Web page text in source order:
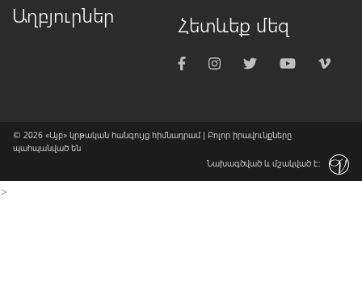
Աղբյուրներ Հետևեք մեզ
© 2026 «Այբ» կրթական հանգույց հիմնադրամ| Բոլոր իրավունքները
պահպանված են
Նախագծված և մշակված է:
>